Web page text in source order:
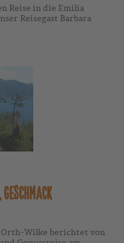
Reise in die Emilia
Reisegast Barbara
Wilke berichtet von